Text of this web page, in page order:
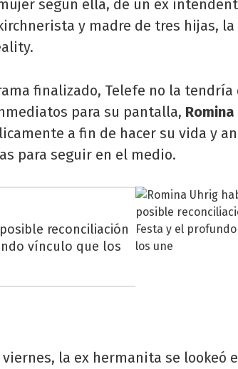
según ella, de un ex
y madre de tres hijas, la
finalizado, Telefe no la tendría
para su pantalla, Romina
a fin de hacer su vida y
para seguir en el medio.
reconciliación
vínculo que los
viernes, la ex hermanita se lookeó